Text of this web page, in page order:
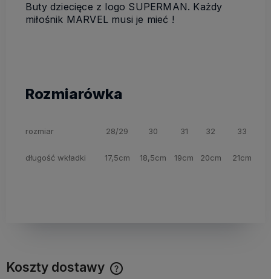
Buty dziecięce z logo SUPERMAN. Każdy
miłośnik MARVEL musi je mieć !
Rozmiarówka
rozmiar 28/29 30 31 32 33
długość wkładki 17,5cm 18,5cm 19cm 20cm 21cm
Koszty dostawy